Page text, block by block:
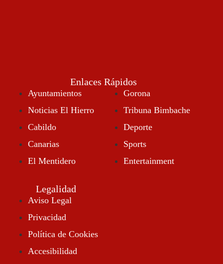
5:29 Pm
Enlaces Rápidos
Ayuntamientos
Noticias El Hierro
Cabildo
Canarias
El Mentidero
Gorona
Tribuna Bimbache
Deporte
Sports
Entertainment
Legalidad
Aviso Legal
Privacidad
Política de Cookies
Accesibilidad